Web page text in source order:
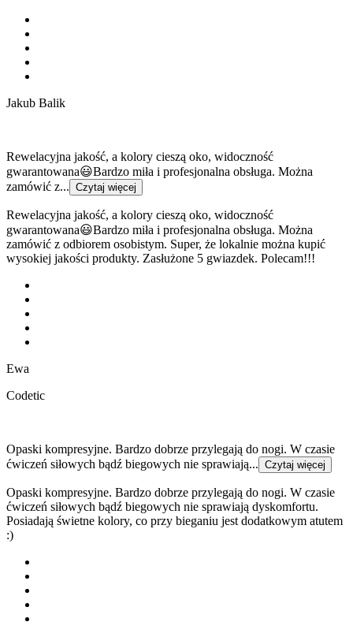
Jakub Balik
Rewelacyjna jakość, a kolory cieszą oko, widoczność
gwarantowana😃Bardzo miła i profesjonalna obsługa. Można
zamówić z... Czytaj więcej
Rewelacyjna jakość, a kolory cieszą oko, widoczność
gwarantowana😃Bardzo miła i profesjonalna obsługa. Można
zamówić z odbiorem osobistym. Super, że lokalnie można kupić
wysokiej jakości produkty. Zasłużone 5 gwiazdek. Polecam!!!
Ewa
Codetic
Opaski kompresyjne. Bardzo dobrze przylegają do nogi. W czasie
ćwiczeń siłowych bądź biegowych nie sprawiają... Czytaj więcej
Opaski kompresyjne. Bardzo dobrze przylegają do nogi. W czasie
ćwiczeń siłowych bądź biegowych nie sprawiają dyskomfortu.
Posiadają świetne kolory, co przy bieganiu jest dodatkowym atutem
:)